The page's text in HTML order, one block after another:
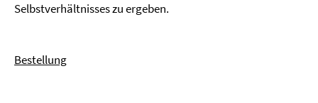
Selbstverhältnisses zu ergeben.
Bestellung